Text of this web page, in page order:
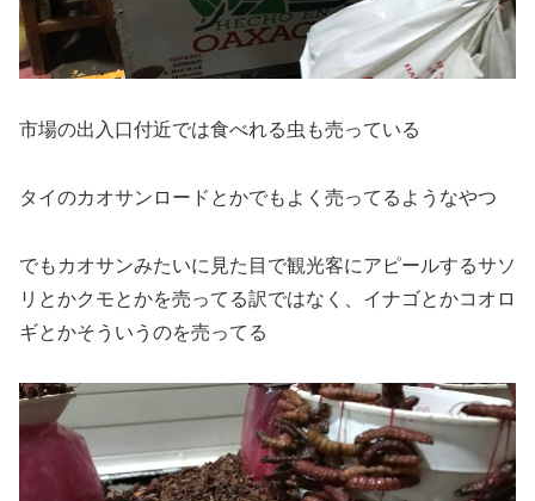
市場の出入口付近では食べれる虫も売っている
タイのカオサンロードとかでもよく売ってるようなやつ
でもカオサンみたいに見た目で観光客にアピールするサソ
リとかクモとかを売ってる訳ではなく、イナゴとかコオロ
ギとかそういうのを売ってる